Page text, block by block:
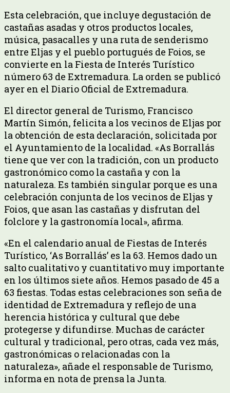
Esta celebración, que incluye degustación de
castañas asadas y otros productos locales,
música, pasacalles y una ruta de senderismo
entre Eljas y el pueblo portugués de Foios, se
convierte en la Fiesta de Interés Turístico
número 63 de Extremadura. La orden se publicó
ayer en el Diario Oficial de Extremadura.
El director general de Turismo, Francisco
Martín Simón, felicita a los vecinos de Eljas por
la obtención de esta declaración, solicitada por
el Ayuntamiento de la localidad. «As Borrallás
tiene que ver con la tradición, con un producto
gastronómico como la castaña y con la
naturaleza. Es también singular porque es una
celebración conjunta de los vecinos de Eljas y
Foios, que asan las castañas y disfrutan del
folclore y la gastronomía local», afirma.
«En el calendario anual de Fiestas de Interés
Turístico, ‘As Borrallás’ es la 63. Hemos dado un
salto cualitativo y cuantitativo muy importante
en los últimos siete años. Hemos pasado de 45 a
63 fiestas. Todas estas celebraciones son seña de
identidad de Extremadura y reflejo de una
herencia histórica y cultural que debe
protegerse y difundirse. Muchas de carácter
cultural y tradicional, pero otras, cada vez más,
gastronómicas o relacionadas con la
naturaleza», añade el responsable de Turismo,
informa en nota de prensa la Junta.